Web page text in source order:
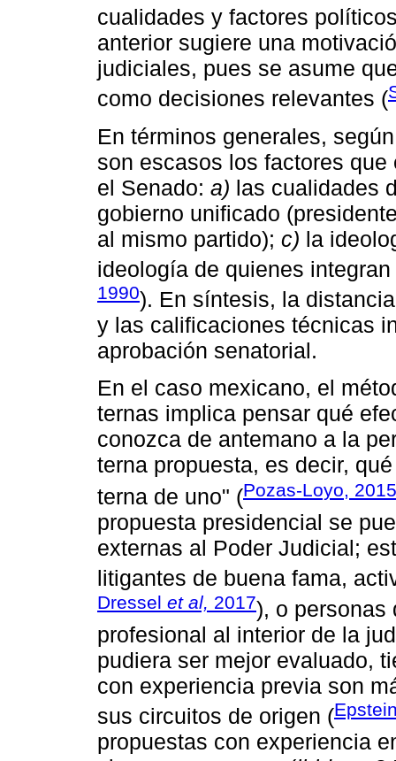
cualidades y factores
anterior sugiere una
judiciales, pues se asume
como decisiones relevantes (
En términos generales,
son escasos los factores
el Senado: a) las cualidades
gobierno unificado
al mismo partido); c) la
ideología de quienes
1990). En síntesis, la
y las calificaciones técnicas
aprobación senatorial.
En el caso mexicano, el
ternas implica pensar qué
conozca de antemano a la
terna propuesta, es decir,
terna de uno" (Pozas-Loyo, 2015
propuesta presidencial se
externas al Poder Judicial;
litigantes de buena fama,
Dressel et al, 2017), o personas
profesional al interior de la
pudiera ser mejor evaluado,
con experiencia previa son
sus circuitos de origen (
propuestas con experiencia